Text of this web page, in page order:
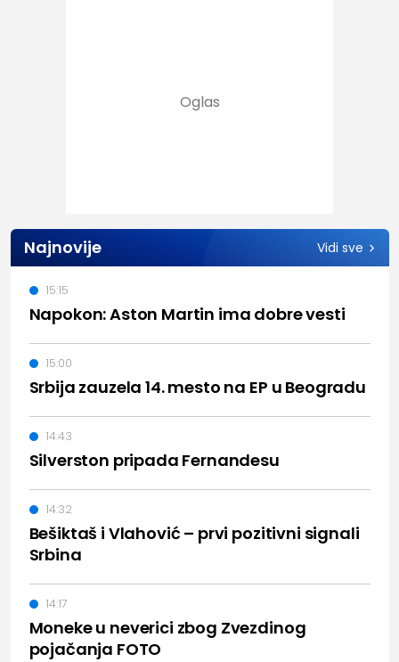
Najnovije Vidi sve
Napokon: Aston Martin ima dobre vesti
15:15
Srbija zauzela 14. mesto na EP u Beogradu
15:00
Silverston pripada Fernandesu
14:43
Bešiktaš i Vlahović – prvi pozitivni signali
Srbina
14:32
Moneke u neverici zbog Zvezdinog
pojačanja FOTO
14:17